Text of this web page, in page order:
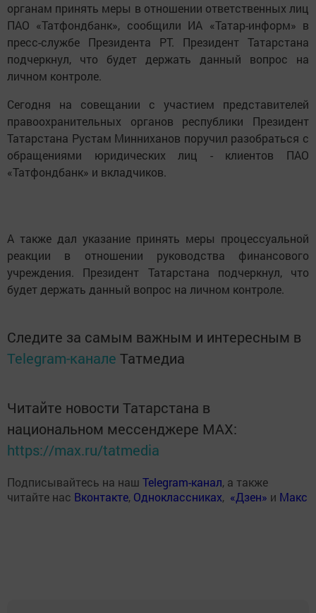
органам принять меры в отношении ответственных лиц
ПАО «Татфондбанк», сообщили ИА «Татар-информ» в
пресс-службе Президента РТ. Президент Татарстана
подчеркнул, что будет держать данный вопрос на
личном контроле.
Сегодня на совещании с участием представителей
правоохранительных органов республики Президент
Татарстана Рустам Минниханов поручил разобраться с
обращениями юридических лиц - клиентов ПАО
«Татфондбанк» и вкладчиков.
А также дал указание принять меры процессуальной
реакции в отношении руководства финансового
учреждения. Президент Татарстана подчеркнул, что
будет держать данный вопрос на личном контроле.
Следите за самым важным и интересным в
Telegram-канале Татмедиа
Читайте новости Татарстана в
национальном мессенджере MАХ:
https://max.ru/tatmedia
Подписывайтесь на наш Telegram-канал, а также
читайте нас Вконтакте, Одноклассниках, «Дзен» и Макс